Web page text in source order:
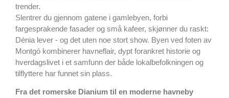
trender.
Slentrer du gjennom gatene i gamlebyen, forbi
fargesprakende fasader og små kafeer, skjønner du raskt:
Dénia lever - og det uten noe stort show. Byen ved foten av
Montgó kombinerer havneflair, dypt forankret historie og
hverdagslivet i et samfunn der både lokalbefolkningen og
tilflyttere har funnet sin plass.
Fra det romerske Dianium til en moderne havneby